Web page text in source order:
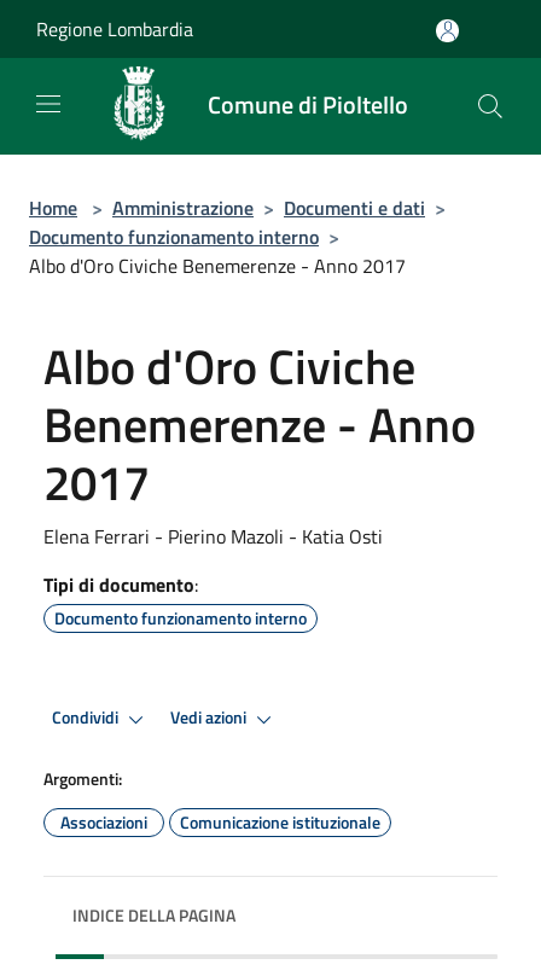
Regione Lombardia
Comune di Pioltello
Home > Amministrazione > Documenti e dati >
Documento funzionamento interno >
Albo d'Oro Civiche Benemerenze - Anno 2017
Albo d'Oro Civiche
Benemerenze - Anno
2017
Elena Ferrari - Pierino Mazoli - Katia Osti
Tipi di documento:
Documento funzionamento interno
Condividi Vedi azioni
Argomenti:
Associazioni
Comunicazione istituzionale
INDICE DELLA PAGINA